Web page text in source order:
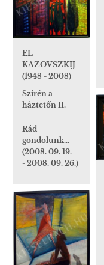
EL
KAZOVSZKIJ
(1948 - 2008)
Szirén a
háztetőn II.
Rád
gondolunk...
(2008. 09. 19.
- 2008. 09. 26.)